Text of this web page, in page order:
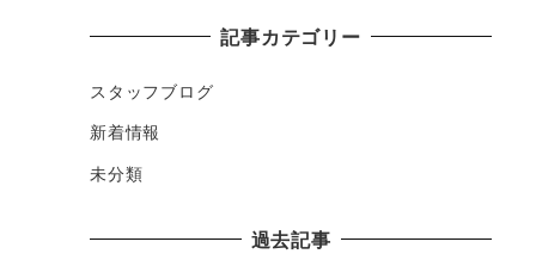
記事カテゴリー
スタッフブログ
新着情報
未分類
過去記事